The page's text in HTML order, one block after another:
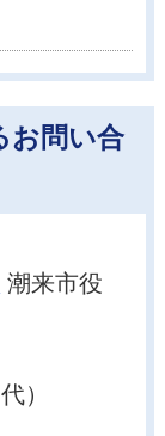
お問い合
潮来市役
）